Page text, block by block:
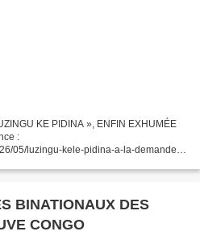
KE PIDINA », ENFIN EXHUMÉE
:
05/luzingu-kele-pidina-a-la-demande-
BINATIONAUX DES
CONGO